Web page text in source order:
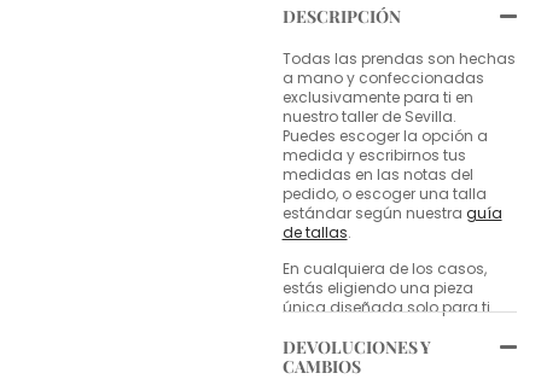
DESCRIPCIÓN
Todas las prendas son hechas
a mano y confeccionadas
exclusivamente para ti en
nuestro taller de Sevilla.
Puedes escoger la opción a
medida y escribirnos tus
medidas en las notas del
pedido, o escoger una talla
estándar según nuestra guía
de tallas.
En cualquiera de los casos,
estás eligiendo una pieza
única diseñada solo para ti.
DEVOLUCIONES Y
CAMBIOS